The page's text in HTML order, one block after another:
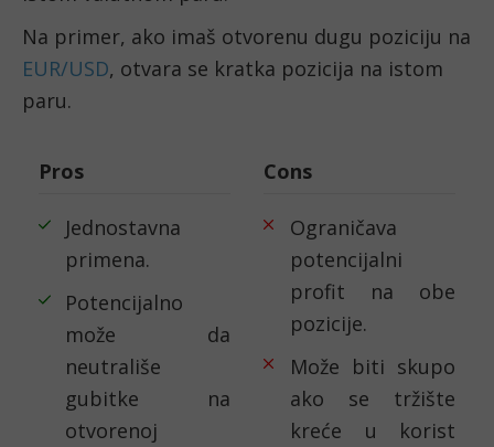
Na primer, ako imaš otvorenu dugu poziciju na
EUR/USD, otvara se kratka pozicija na istom
paru.
Pros
Jednostavna
primena.
Potencijalno
može da
neutrališe
gubitke na
otvorenoj
Cons
Ograničava
potencijalni
profit na obe
pozicije.
Može biti skupo
ako se tržište
kreće u korist